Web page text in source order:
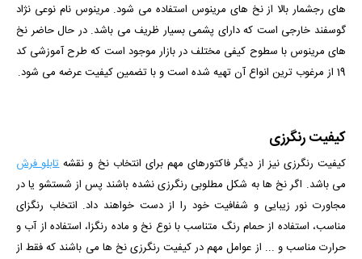
های رجشمار بالا از نخ های مرینوس استفاده می شود. مرینوس نام نوعی نژاد
گوسفند خارجی است که دارای پشمی بسیار ظریف می باشد. در حال حاضر نخ
های مرینوس با سطوح کیفی مختلف در بازار موجود است که طرح آموزشی کد
19 از مرغوب ترین انواع آن تهیه شده است و با تضمین کیفیت عرضه می شود.
کیفیت رنگرزی
کیفیت رنگرزی نیز از دیگر فاکتورهای مهم برای انتخاب نخ و نقشهتابلو فرش
می باشد. اگر نخ ها به شکل مطلوبی رنگرزی نشده باشند پس از شستشو یا در
مجاورت نور زیبایی و شفافیت خود را از دست خواهند داد. انتخاب رنگزای
مناسب، استفاده از حمام رنگ متناسب با نوع نخ و ماده رنگزا، استفاده از آب و
حرارت مناسب و ... از عوامل مهم در کیفیت رنگرزی نخ ها می باشند که فقط از